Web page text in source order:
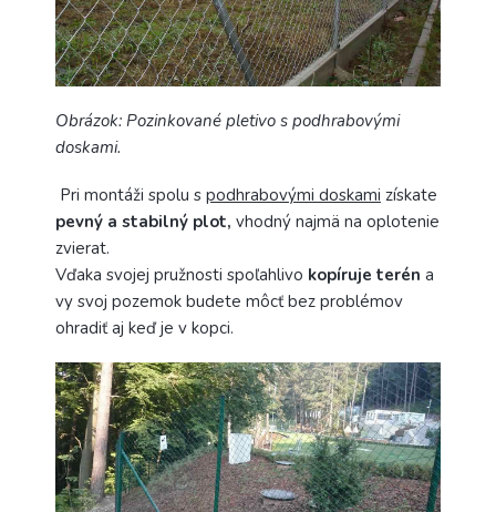
Obrázok: Pozinkované pletivo s podhrabovými
doskami.
Pri montáži spolu s podhrabovými doskami získate
pevný a stabilný plot, vhodný najmä na oplotenie
zvierat.
Vďaka svojej pružnosti spoľahlivo kopíruje terén a
vy svoj pozemok budete môcť bez problémov
ohradiť aj keď je v kopci.